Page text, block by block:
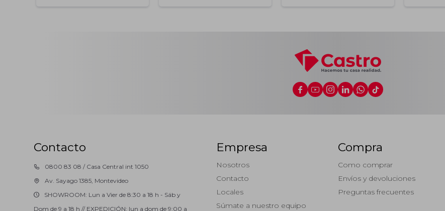
     
Contacto
0800 83 08 / Casa Central int 1050
Av. Sayago 1385, Montevideo
SHOWROOM: Lun a Vier de 8:30 a 18 h - Sáb y
Dom de 9 a 18 h // EXPEDICIÓN: lun a dom de 9:00 a
Empresa
Nosotros
Contacto
Locales
Súmate a nuestro equipo
Compra
Como comprar
Envíos y devoluciones
Preguntas frecuentes